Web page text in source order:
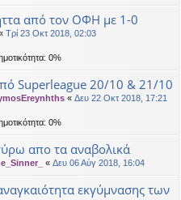
από τον ΟΦΗ με 1-0
Τρί 23 Οκτ 2018, 02:03
0%
Superleague 20/10 & 21/10
« Δευ 22 Οκτ 2018, 17:21
0%
απο τα αναβολικά
« Δευ 06 Αύγ 2018, 16:04
εκγύμνασης των